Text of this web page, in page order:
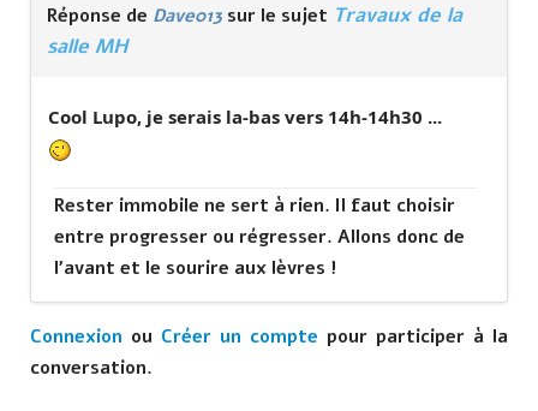
Réponse de Dave013 sur le sujet Travaux de la
salle MH
Cool Lupo, je serais la-bas vers 14h-14h30 ...
Rester immobile ne sert à rien. Il faut choisir
entre progresser ou régresser. Allons donc de
l'avant et le sourire aux lèvres !
Connexion ou Créer un compte pour participer à la
conversation.